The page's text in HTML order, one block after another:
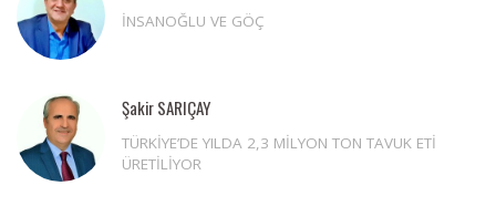
İNSANOĞLU VE GÖÇ
Şakir SARIÇAY
TÜRKİYE’DE YILDA 2,3 MİLYON TON TAVUK ETİ
ÜRETİLİYOR